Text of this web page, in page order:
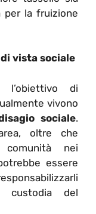
per la fruizione
vista sociale
di
vivono
sociale.
oltre che
comunità nei
essere
custodia del